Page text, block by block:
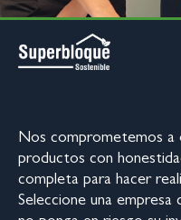
Nos comprometemos a
productos con
completa para hacer
Seleccione una